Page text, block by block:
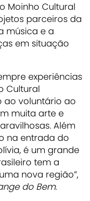
Moinho Cultural
parceiros da
música e a
em situação
experiências
Cultural
ao voluntário ao
muita arte e
Além
na entrada do
é um grande
tem a
nova região”,
do Bem.‌